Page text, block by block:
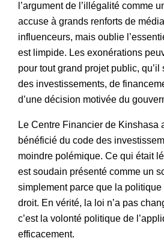
l’argument de l’illégalité comme
accuse à grands renforts de
influenceurs, mais oublie
est limpide. Les exonérations
pour tout grand projet public, qu’il
des investissements, de
d’une décision motivée du
Le Centre Financier de Kinshasa
bénéficié du code des
moindre polémique. Ce qui était
est soudain présenté comme un
simplement parce que la
droit. En vérité, la loi n’a pas
c’est la volonté politique de
efficacement.